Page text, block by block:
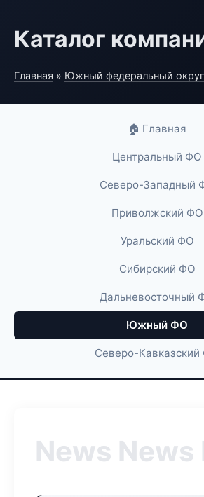
Каталог
Главная » Южный федеральный округ
🏠 Главная
Центральный ФО
Северо-Западный
Приволжский ФО
Уральский ФО
Сибирский ФО
Дальневосточный
Южный ФО
Северо-
News News